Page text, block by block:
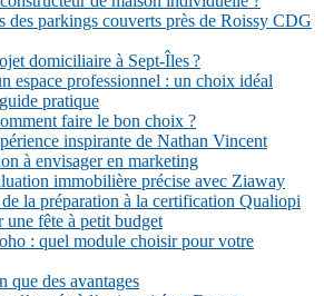
des parkings couverts près de Roissy CDG
domiciliaire à Sept-Îles ?
espace professionnel : un choix idéal
pratique
faire le bon choix ?
inspirante de Nathan Vincent
à envisager en marketing
immobilière précise avec Ziaway
la préparation à la certification Qualiopi
une fête à petit budget
: quel module choisir pour votre
que des avantages